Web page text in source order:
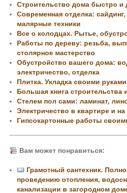
Строительство дома быстро и
Современная отделка:
малярные техники
Все о колодцах. Рытье,
Работы по дереву: резьба,
столярное мастерство
Обустройство вашего дома:
электричество, отделка
Плитка. Укладка своими руками
Большая книга строительства
Стелем пол сами: ламинат,
Электричество в квартире и
Гипсокартонные работы
Вам может понравиться:
Грамотный сантехник.
проведению отопления,
канализации в загородном